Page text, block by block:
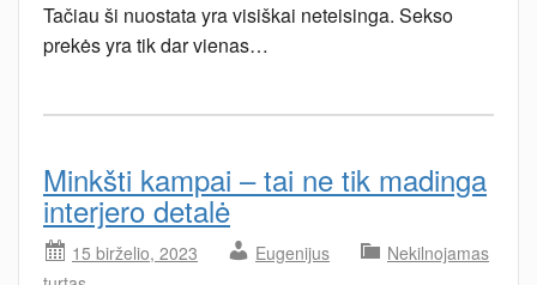
Tačiau ši nuostata yra visiškai neteisinga. Sekso
prekės yra tik dar vienas…
Minkšti kampai – tai ne tik madinga
interjero detalė
15 birželio, 2023 Eugenijus
Nekilnojamas